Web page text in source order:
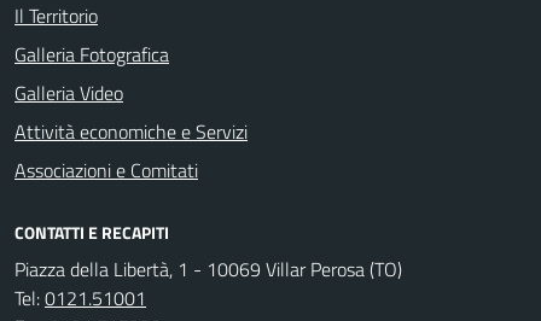
Il Territorio
Galleria Fotografica
Galleria Video
Attività economiche e Servizi
Associazioni e Comitati
CONTATTI E RECAPITI
Piazza della Libertà, 1 - 10069 Villar Perosa (TO)
Tel:0121.51001